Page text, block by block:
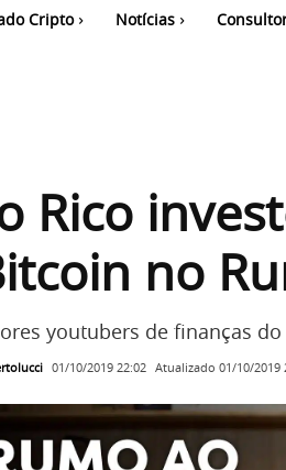
Cripto Notícias
Rico
no
youtubers de finanças
01/10/2019 22:02 Atualizado 01/10/2019